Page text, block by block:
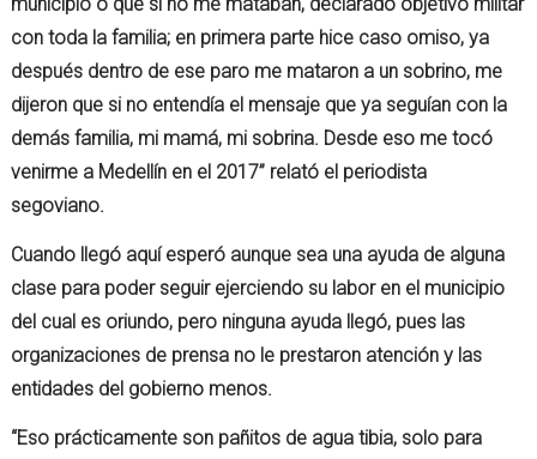
con toda la familia; en primera parte hice caso omiso, ya
después dentro de ese paro me mataron a un sobrino, me
dijeron que si no entendía el mensaje que ya seguían con la
demás familia, mi mamá, mi sobrina. Desde eso me tocó
venirme a Medellín en el 2017” relató el periodista
segoviano.
Cuando llegó aquí esperó aunque sea una ayuda de alguna
clase para poder seguir ejerciendo su labor en el municipio
del cual es oriundo, pero ninguna ayuda llegó, pues las
organizaciones de prensa no le prestaron atención y las
entidades del gobierno menos.
“Eso prácticamente son pañitos de agua tibia, solo para